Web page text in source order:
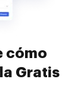
cómo
Gratis